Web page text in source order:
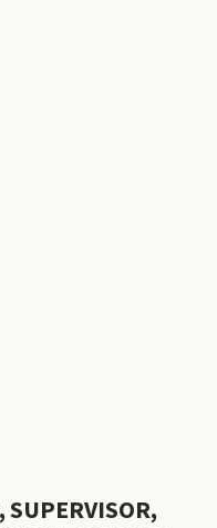
SUPERVISOR,